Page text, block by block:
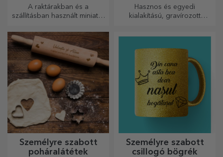
A raktárakban és a
szállításban használt miniatűr
hiteles megjelenést biztosít.
Hasznos és egyedi
kialakítású, gravírozott
Személyre szabott
poháralátétek
Személyre szabott
csillogó bögrék